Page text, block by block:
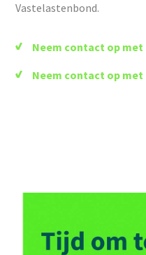
Vastelastenbond.
Neem contact op met
Neem contact op